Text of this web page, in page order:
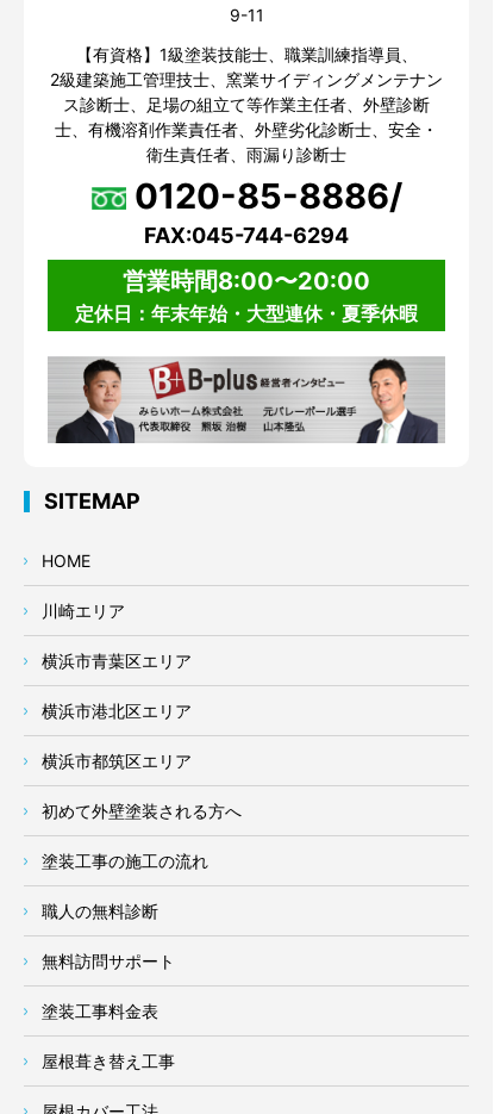
9-11
【有資格】1級塗装技能士、職業訓練指導員、
2級建築施工管理技士、窯業サイディングメンテナン
ス診断士、足場の組立て等作業主任者、外壁診断
士、有機溶剤作業責任者、外壁劣化診断士、安全・
衛生責任者、雨漏り診断士
0120-85-8886/
FAX:045-744-6294
営業時間8:00〜20:00
定休日：年末年始・大型連休・夏季休暇
SITEMAP
HOME
川崎エリア
横浜市青葉区エリア
横浜市港北区エリア
横浜市都筑区エリア
初めて外壁塗装される方へ
塗装工事の施工の流れ
職人の無料診断
無料訪問サポート
塗装工事料金表
屋根葺き替え工事